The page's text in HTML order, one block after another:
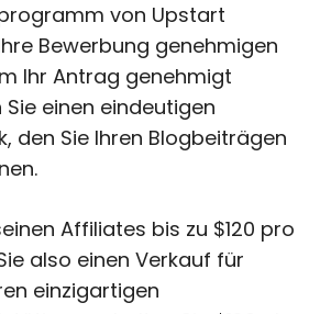
von Upstart
Bewerbung genehmigen
Ihr Antrag genehmigt
einen eindeutigen
den Sie Ihren Blogbeiträgen
Affiliates bis zu $120 pro
also einen Verkauf für
einzigartigen